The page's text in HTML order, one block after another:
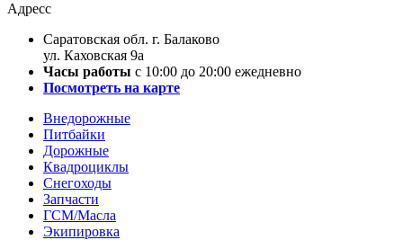
Адресс
Саратовская обл. г. Балаково
ул. Каховская 9а
Часы работы с 10:00 до 20:00 ежедневно
Посмотреть на карте
Внедорожные
Питбайки
Дорожные
Квадроциклы
Снегоходы
Запчасти
ГСМ/Масла
Экипировка